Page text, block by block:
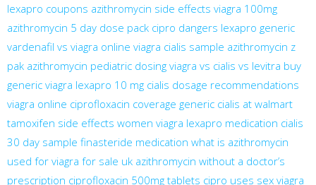
lexapro coupons azithromycin side effects viagra 100mg
azithromycin 5 day dose pack cipro dangers lexapro generic
vardenafil vs viagra online viagra cialis sample azithromycin z
pak azithromycin pediatric dosing viagra vs cialis vs levitra buy
generic viagra lexapro 10 mg cialis dosage recommendations
viagra online ciprofloxacin coverage generic cialis at walmart
tamoxifen side effects women viagra lexapro medication cialis
30 day sample finasteride medication what is azithromycin
used for viagra for sale uk azithromycin without a doctor’s
prescription ciprofloxacin 500mg tablets cipro uses sex viagra